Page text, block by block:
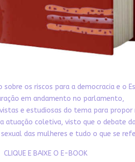
os riscos para a democracia e o
em andamento no parlamento,
e estudiosas do tema para
atuação coletiva, visto que o debate
das mulheres e tudo o que se
CLIQUE E BAIXE O E-BOOK